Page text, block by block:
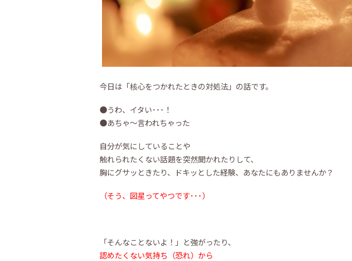
今日は「核心をつかれたときの対処法」の話です。
●うわ、イタい･･･！
●あちゃ～言われちゃった
自分が気にしていることや
触れられたくない話題を突然聞かれたりして、
胸にグサッときたり、ドキッとした経験、あなたにもありませんか？
（そう、図星ってやつです･･･）
「そんなことないよ！」と強がったり、
認めたくない気持ち（恐れ）から